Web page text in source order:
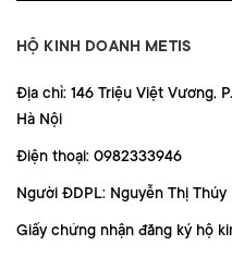
HỘ KINH DOANH METIS
Địa chỉ: 146 Triệu Việt Vương,
Hà Nội
Điện thoại: 0982333946
Người ĐDPL: Nguyễn Thị Thúy
Giấy chứng nhận đăng ký hộ